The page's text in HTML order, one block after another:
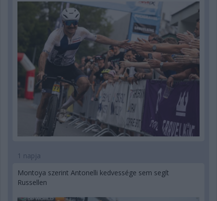
1 napja
Montoya szerint Antonelli kedvessége sem segít
Russellen